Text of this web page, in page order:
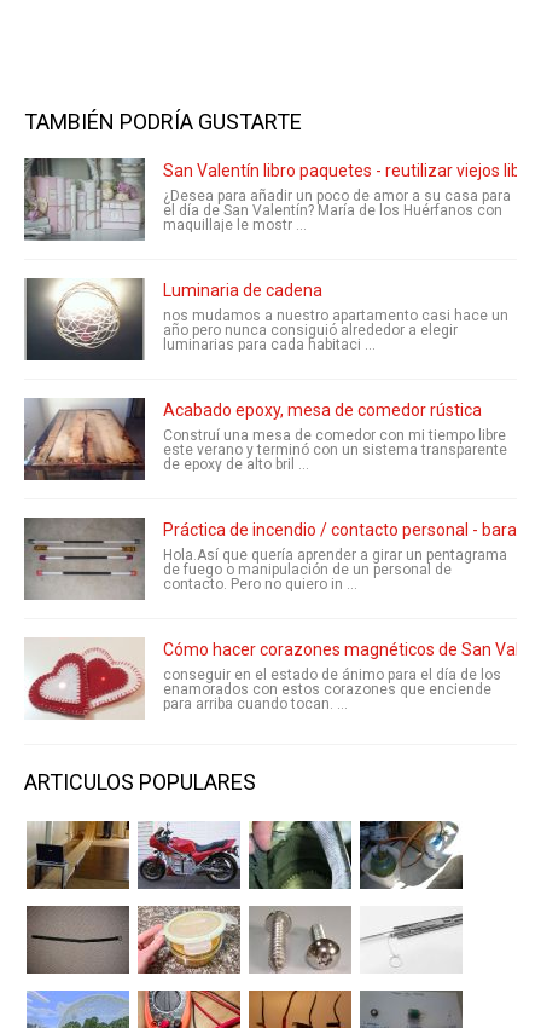
TAMBIÉN PODRÍA GUSTARTE
San Valentín libro paquetes - reutilizar viejos
¿Desea para añadir un poco de amor a su casa para
el día de San Valentín? María de los Huérfanos con
maquillaje le mostr ...
Luminaria de cadena
nos mudamos a nuestro apartamento casi hace un
año pero nunca consiguió alrededor a elegir
luminarias para cada habitaci ...
Acabado epoxy, mesa de comedor rústica
Construí una mesa de comedor con mi tiempo libre
este verano y terminó con un sistema transparente
de epoxy de alto bril ...
Práctica de incendio / contacto personal - barata
Hola.Así que quería aprender a girar un pentagrama
de fuego o manipulación de un personal de
contacto. Pero no quiero in ...
Cómo hacer corazones magnéticos de San
conseguir en el estado de ánimo para el día de los
enamorados con estos corazones que enciende
para arriba cuando tocan. ...
ARTICULOS POPULARES